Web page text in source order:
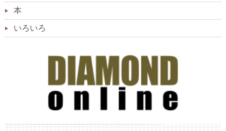
本
いろいろ